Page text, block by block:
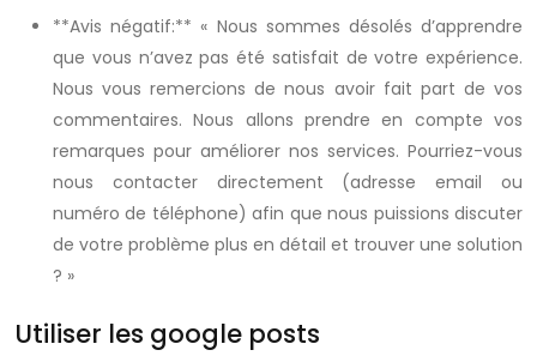
**Avis négatif:** « Nous sommes désolés d’apprendre
que vous n’avez pas été satisfait de votre expérience.
Nous vous remercions de nous avoir fait part de vos
commentaires. Nous allons prendre en compte vos
remarques pour améliorer nos services. Pourriez-vous
nous contacter directement (adresse email ou
numéro de téléphone) afin que nous puissions discuter
de votre problème plus en détail et trouver une solution
? »
Utiliser les google posts